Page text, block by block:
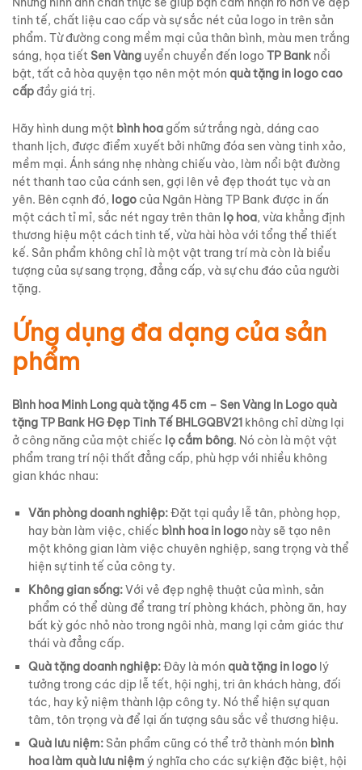
tinh tế, chất liệu cao cấp và sự sắc nét của logo in trên sản
phẩm. Từ đường cong mềm mại của thân bình, màu men trắng
sáng, họa tiếtSen Vàng uyển chuyển đến logo TP Bank nổi
bật, tất cả hòa quyện tạo nên một món quà tặng in logo cao
cấp đầy giá trị.
Hãy hình dung một bình hoa gốm sứ trắng ngà, dáng cao
thanh lịch, được điểm xuyết bởi những đóa sen vàng tinh xảo,
mềm mại. Ánh sáng nhẹ nhàng chiếu vào, làm nổi bật đường
nét thanh tao của cánh sen, gợi lên vẻ đẹp thoát tục và an
yên. Bên cạnh đó, logo của Ngân Hàng TP Bank được in ấn
một cách tỉ mỉ, sắc nét ngay trên thân lọ hoa, vừa khẳng định
thương hiệu một cách tinh tế, vừa hài hòa với tổng thể thiết
kế. Sản phẩm không chỉ là một vật trang trí mà còn là biểu
tượng của sự sang trọng, đẳng cấp, và sự chu đáo của người
tặng.
Ứng dụng đa dạng của sản
phẩm
Bình hoa Minh Long quà tặng 45 cm – Sen Vàng In Logo quà
tặng TP Bank HG Đẹp Tinh Tế BHLGQBV21 không chỉ dừng lại
ở công năng của một chiếc lọ cắm bông. Nó còn là một vật
phẩm trang trí nội thất đẳng cấp, phù hợp với nhiều không
gian khác nhau:
Văn phòng doanh nghiệp:Đặt tại quầy lễ tân, phòng họp,
hay bàn làm việc, chiếc bình hoa in logo này sẽ tạo nên
một không gian làm việc chuyên nghiệp, sang trọng và thể
hiện sự tinh tế của công ty.
Không gian sống:Với vẻ đẹp nghệ thuật của mình, sản
phẩm có thể dùng để trang trí phòng khách, phòng ăn, hay
bất kỳ góc nhỏ nào trong ngôi nhà, mang lại cảm giác thư
thái và đẳng cấp.
Quà tặng doanh nghiệp:Đây là món quà tặng in logo lý
tưởng trong các dịp lễ tết, hội nghị, tri ân khách hàng, đối
tác, hay kỷ niệm thành lập công ty. Nó thể hiện sự quan
tâm, tôn trọng và để lại ấn tượng sâu sắc về thương hiệu.
Quà lưu niệm: Sản phẩm cũng có thể trở thành món bình
hoa làm quà lưu niệm ý nghĩa cho các sự kiện đặc biệt, hội